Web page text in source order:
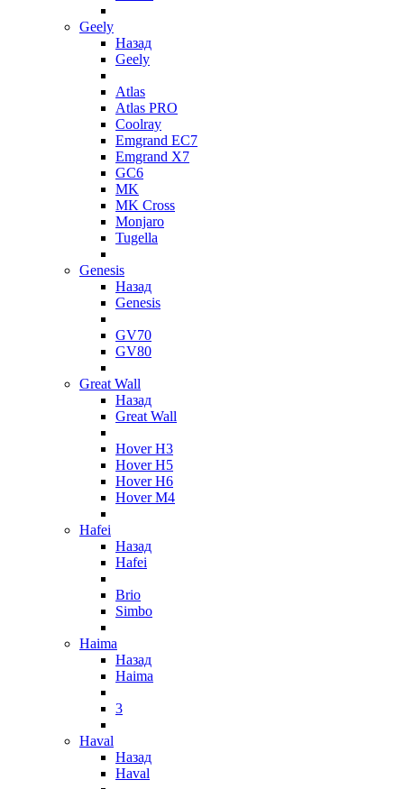
Geely
Назад
Geely
Atlas
Atlas PRO
Coolray
Emgrand EC7
Emgrand X7
GC6
MK
MK Cross
Monjaro
Tugella
Genesis
Назад
Genesis
GV70
GV80
Great Wall
Назад
Great Wall
Hover H3
Hover H5
Hover H6
Hover M4
Hafei
Назад
Hafei
Brio
Simbo
Haima
Назад
Haima
3
Haval
Назад
Haval